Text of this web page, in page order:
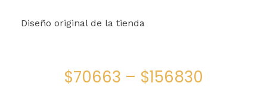
Diseño original de la tienda
$70663 – $156830